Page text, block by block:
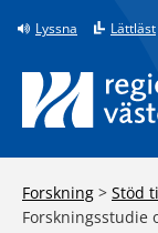
Till innehåll på sidan
Lyssna Lättläst
Forskning > Stöd
Forskningsstudie